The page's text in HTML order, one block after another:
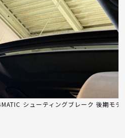
シューティングブレーク 後期モデ